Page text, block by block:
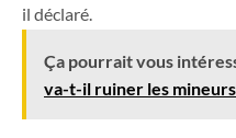
il déclaré.
Ça pourrait vous
va-t-il ruiner les